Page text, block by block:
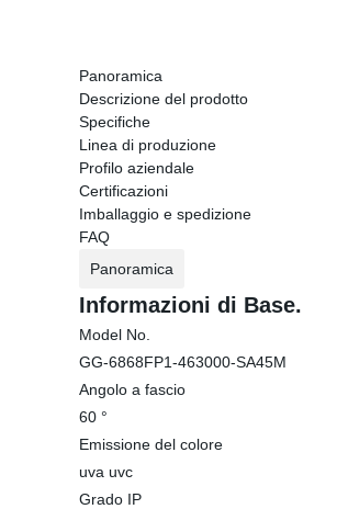
Panoramica
Descrizione del prodotto
Specifiche
Linea di produzione
Profilo aziendale
Certificazioni
Imballaggio e spedizione
FAQ
Panoramica
Informazioni di Base.
Model No.
GG-6868FP1-463000-SA45M
Angolo a fascio
60 °
Emissione del colore
uva uvc
Grado IP